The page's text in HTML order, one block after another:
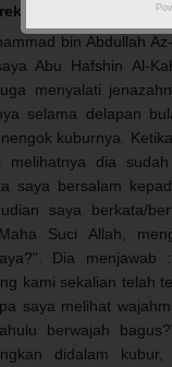
Puasa Syakban
bin Abdullah
Abu Hafshin Al-
menyalati
selama delapan
kuburnya.
melihatnya dia
saya bersalam
saya berkata/
Suci Allah,
Dia menjawab
kami sekalian telah
saya melihat
berwajah
didalam